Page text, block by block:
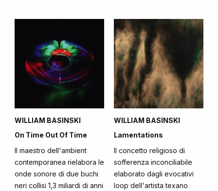
WILLIAM BASINSKI
On Time Out Of Time
Il maestro dell'ambient
contemporanea rielabora le
onde sonore di due buchi
neri collisi 1,3 miliardi di anni
WILLIAM BASINSKI
Lamentations
Il concetto religioso di
sofferenza inconciliabile
elaborato dagli evocativi
loop dell'artista texano